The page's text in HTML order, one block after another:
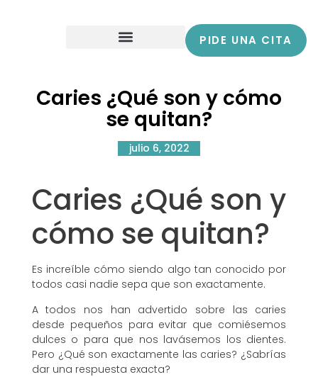
PIDE UNA CITA
Caries ¿Qué son y cómo
se quitan?
julio 6, 2022
Caries ¿Qué son y
cómo se quitan?
Es increíble cómo siendo algo tan conocido por
todos casi nadie sepa que son exactamente.
A todos nos han advertido sobre las caries
desde pequeños para evitar que comiésemos
dulces o para que nos lavásemos los dientes.
Pero ¿Qué son exactamente las caries? ¿Sabrías
dar una respuesta exacta?